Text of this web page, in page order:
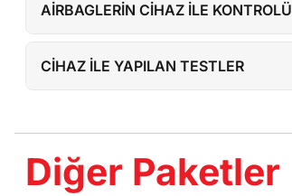
AİRBAGLERİN CİHAZ İLE KONTROLÜ
CİHAZ İLE YAPILAN TESTLER
Diğer Paketler